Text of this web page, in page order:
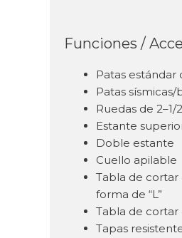
Funciones /
Patas estándar
Patas sísmicas/
Ruedas de
Estante
Doble estante
Cuello apilable
Tabla de cortar
forma de “L”
Tabla de cortar
Tapas